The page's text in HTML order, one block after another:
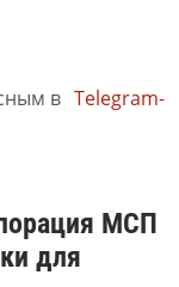
в Telegram-
МСП
для